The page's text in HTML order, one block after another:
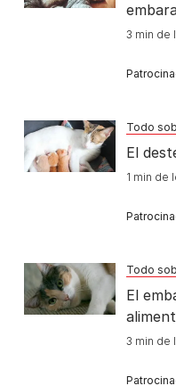
3 min de
Todo
El
1 min de
Todo
El
3 min de